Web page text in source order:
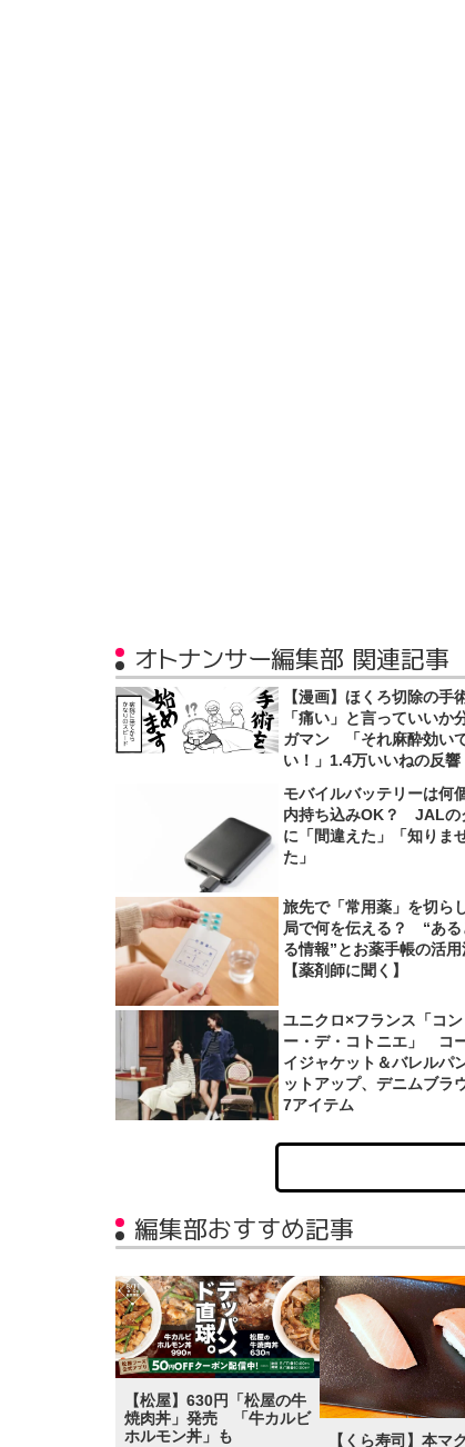
オトナンサー編集部 関連記事
【漫画】ほくろ切除の手
「痛い」と言っていいか
ガマン 「それ麻酔効い
い！」1.4万いいねの反響
モバイルバッテリーは何
内持ち込みOK？ JALの
に「間違えた」「知りま
た」
旅先で「常用薬」を切ら
局で何を伝える？ “ある
る情報”とお薬手帳の活
【薬剤師に聞く】
ユニクロ×フランス「コ
ー・デ・コトニエ」 コ
イジャケット＆バレルパ
ットアップ、デニムブラ
7アイテム
編集部おすすめ記事
【松屋】630円「松屋の牛
焼肉丼」発売 「牛カルビ
ホルモン丼」も
【くら寿司】本マ